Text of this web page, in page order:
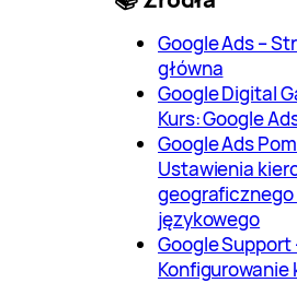
Google Ads –
główna
Google Digital
Kurs: Google
Google Ads
Ustawienia
geograficznego
językowego
Google Support
Konfigurowanie